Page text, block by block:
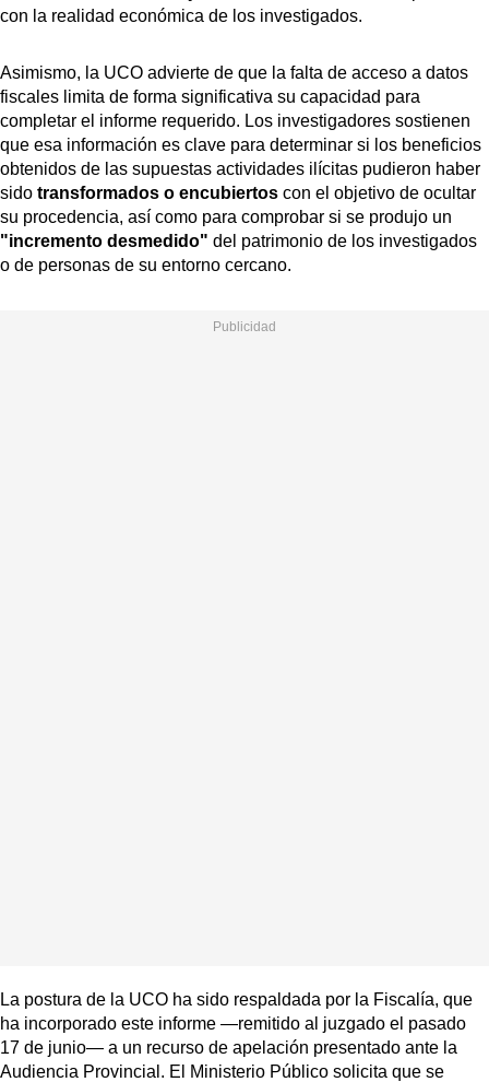
con la realidad económica de los investigados.
Asimismo, la UCO advierte de que la falta de acceso a datos
fiscales limita de forma significativa su capacidad para
completar el informe requerido. Los investigadores sostienen
que esa información es clave para determinar si los beneficios
obtenidos de las supuestas actividades ilícitas pudieron haber
sido transformados o encubiertos con el objetivo de ocultar
su procedencia, así como para comprobar si se produjo un
"incremento desmedido" del patrimonio de los investigados
o de personas de su entorno cercano.
La postura de la UCO ha sido respaldada por la Fiscalía, que
ha incorporado este informe —remitido al juzgado el pasado
17 de junio— a un recurso de apelación presentado ante la
Audiencia Provincial. El Ministerio Público solicita que se